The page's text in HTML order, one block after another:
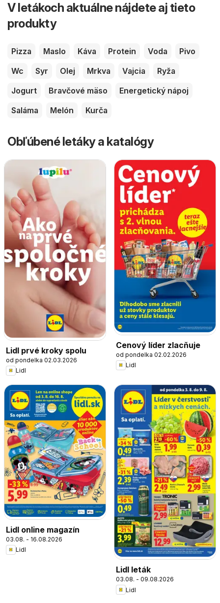
V letákoch aktuálne nájdete aj tieto
produkty
Pizza Maslo Káva Protein Voda
Pivo
Wc
Syr Olej Mrkva Vajcia
Ryža
Jogurt
Bravčové mäso
Energetický nápoj
Saláma
Melón Kurča
Obľúbené letáky a katalógy
Lidl prvé kroky spolu
od pondelka 02.03.2026
Lidl
Cenový líder zlacňuje
od pondelka 02.02.2026
Lidl
Lidl online magazín
03.08. - 16.08.2026
Lidl
Lidl leták
03.08. - 09.08.2026
Lidl